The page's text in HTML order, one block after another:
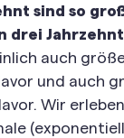
sind so
drei
auch
und auch
Wir